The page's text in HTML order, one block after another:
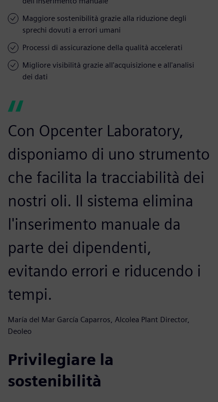
Maggiore sostenibilità grazie alla riduzione degli
sprechi dovuti a errori umani
Processi di assicurazione della qualità accelerati
Migliore visibilità grazie all'acquisizione e all'analisi
dei dati
Con Opcenter Laboratory,
disponiamo di uno strumento
che facilita la tracciabilità dei
nostri oli. Il sistema elimina
l'inserimento manuale da
parte dei dipendenti,
evitando errori e riducendo i
tempi.
María del Mar García Caparros, Alcolea Plant Director,
Deoleo
Privilegiare la
sostenibilità